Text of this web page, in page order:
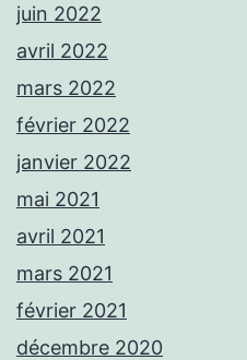
juin 2022
avril 2022
mars 2022
février 2022
janvier 2022
mai 2021
avril 2021
mars 2021
février 2021
décembre 2020